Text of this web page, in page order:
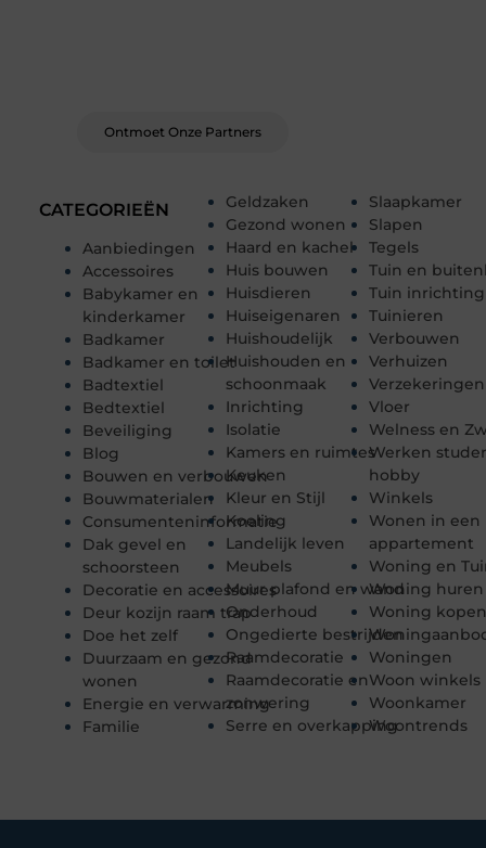
CATEGORIEËN
Aanbiedingen
Accessoires
Babykamer en
kinderkamer
Badkamer
Badkamer en toilet
Badtextiel
Bedtextiel
Beveiliging
Blog
Bouwen en verbouwen
Bouwmaterialen
Consumenteninformatie
Dak gevel en
schoorsteen
Decoratie en accessoires
Deur kozijn raam trap
Doe het zelf
Duurzaam en gezond
wonen
Energie en verwarming
Familie
Geldzaken
Gezond wonen
Haard en kachel
Huis bouwen
Huisdieren
Huiseigenaren
Huishoudelijk
Huishouden en
schoonmaak
Inrichting
Isolatie
Kamers en ruimtes
Keuken
Kleur en Stijl
Koeling
Landelijk leven
Meubels
Muur plafond en wand
Onderhoud
Ongedierte bestrijden
Raamdecoratie
Raamdecoratie en
zonwering
Serre en overkapping
Slaapkamer
Slapen
Tegels
Tuin en
Tuin inrichting
Tuinieren
Verbouwen
Verhuizen
Verzekeringen
Vloer
Welness en
Werken
hobby
Winkels
Wonen in een
appartement
Woning en
Woning huren
Woning
Woningen
Woon winkels
Woonkamer
Woontrends
Ontmoet Onze Partners